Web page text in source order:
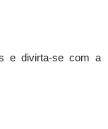
e divirta-se com a